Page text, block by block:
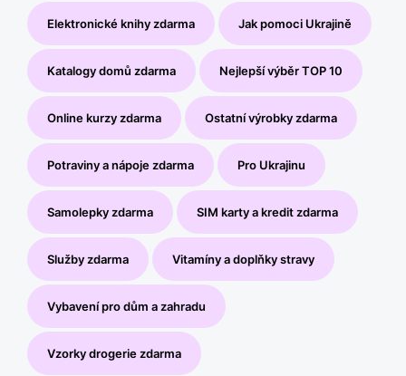
Elektronické knihy zdarma Jak pomoci Ukrajině
Katalogy domů zdarma Nejlepší výběr TOP 10
Online kurzy zdarma Ostatní výrobky zdarma
Potraviny a nápoje zdarma Pro Ukrajinu
Samolepky zdarma SIM karty a kredit zdarma
Služby zdarma Vitamíny a doplňky stravy
Vybavení pro dům a zahradu
Vzorky drogerie zdarma